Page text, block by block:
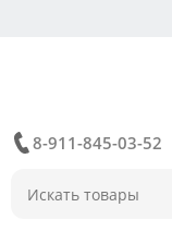
8-911-845-03-52